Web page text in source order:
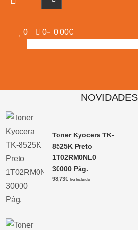
0 0 0,00€
NOVIDADES
Toner Kyocera TK-
8525K Preto
1T02RM0NL0
30000 Pág.
98,73€ Iva Incluido